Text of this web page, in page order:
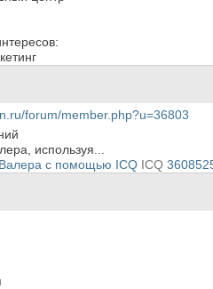
forum/member.php?u=36803
используя...
ICQ